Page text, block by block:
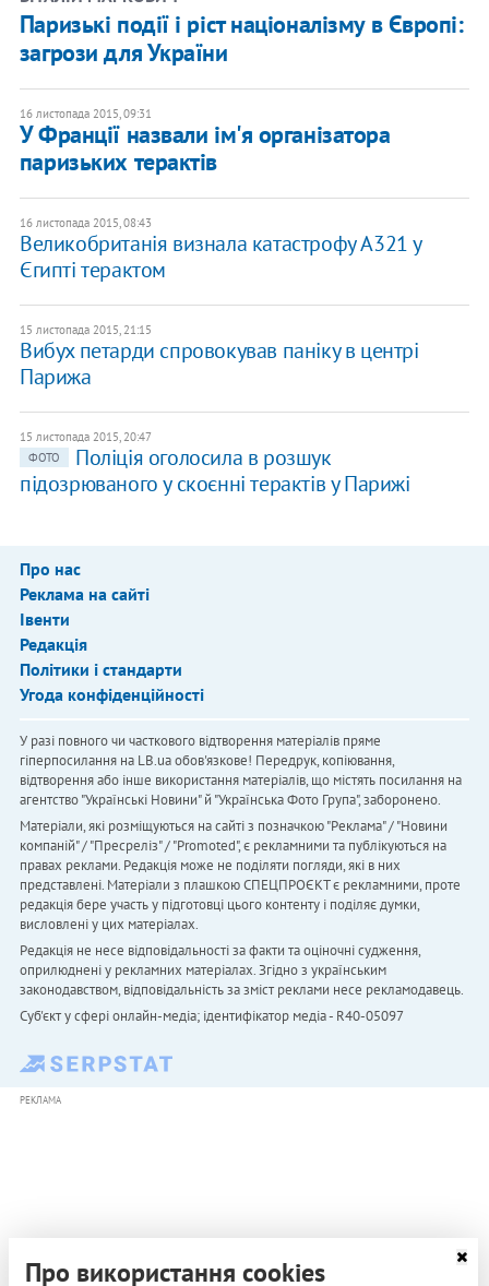
Паризькі події і ріст націоналізму в Європі:
загрози для України
16 листопада 2015, 09:31
У Франції назвали ім'я організатора
паризьких терактів
16 листопада 2015, 08:43
Великобританія визнала катастрофу A321 у
Єгипті терактом
15 листопада 2015, 21:15
Вибух петарди спровокував паніку в центрі
Парижа
15 листопада 2015, 20:47
ФОТО
Поліція оголосила в розшук
підозрюваного у скоєнні терактів у Парижі
Про нас
Реклама на сайті
Івенти
Редакція
Політики і стандарти
Угода конфіденційності
У разі повного чи часткового відтворення матеріалів пряме
гіперпосилання на LB.ua обов'язкове! Передрук, копіювання,
відтворення або інше використання матеріалів, що містять посилання на
агентство "Українськi Новини" й "Українська Фото Група", заборонено.
Матеріали, які розміщуються на сайті з позначкою "Реклама" / "Новини
компаній" / "Пресреліз" / "Promoted", є рекламними та публікуються на
правах реклами. Редакція може не поділяти погляди, які в них
представлені. Матеріали з плашкою СПЕЦПРОЄКТ є рекламними, проте
редакція бере участь у підготовці цього контенту і поділяє думки,
висловлені у цих матеріалах.
Редакція не несе відповідальності за факти та оціночні судження,
оприлюднені у рекламних матеріалах. Згідно з українським
законодавством, відповідальність за зміст реклами несе рекламодавець.
Cуб'єкт у сфері онлайн-медіа; ідентифікатор медіа - R40-05097
РЕКЛАМА
Про використання cookies